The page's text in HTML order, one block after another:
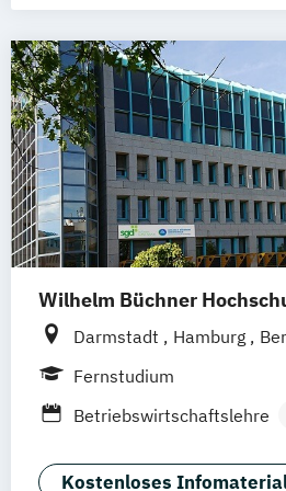
Wilhelm Büchner
Darmstadt Hamburg
Bonn
Nürnberg
Zürich Rostock Dortmund
Fernstudium
Betriebswirtschaftslehre
Wirtschaftspsychologie
Kostenloses